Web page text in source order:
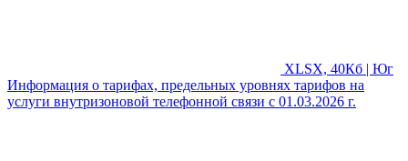
XLSX, 40Кб | Юг
Информация о тарифах, предельных уровнях тарифов на
услуги внутризоновой телефонной связи с 01.03.2026 г.